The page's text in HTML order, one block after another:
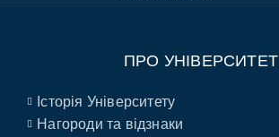
ПРО УНІВЕРСИТЕТ
Історія Університету
Нагороди та відзнаки